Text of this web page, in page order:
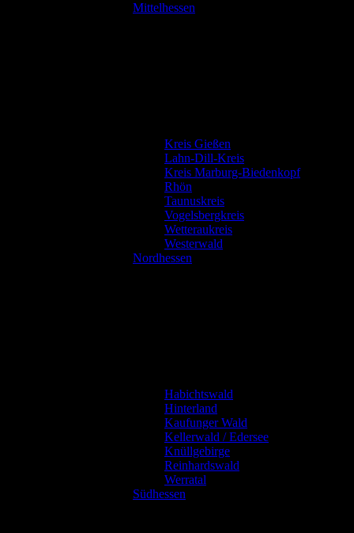
Mittelhessen
Kreis Gießen
Lahn-Dill-Kreis
Kreis Marburg-Biedenkopf
Rhön
Taunuskreis
Vogelsbergkreis
Wetteraukreis
Westerwald
Nordhessen
Habichtswald
Hinterland
Kaufunger Wald
Kellerwald / Edersee
Knüllgebirge
Reinhardswald
Werratal
Südhessen